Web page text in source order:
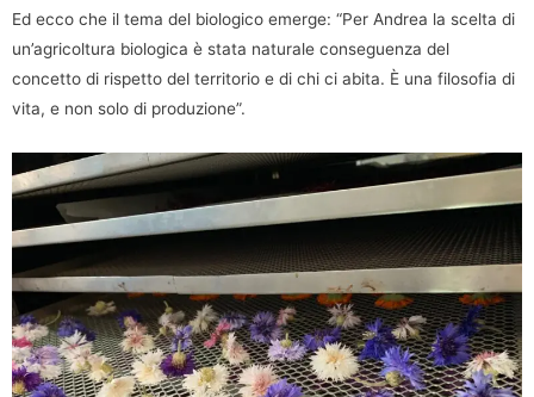
Ed ecco che il tema del biologico emerge: “Per Andrea la scelta di
un’agricoltura biologica è stata naturale conseguenza del
concetto di rispetto del territorio e di chi ci abita. È una filosofia di
vita, e non solo di produzione”.